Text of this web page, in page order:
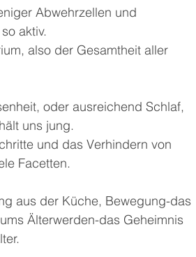
Abwehrzellen und
aktiv.
also der Gesamtheit aller
oder ausreichend Schlaf,
uns jung.
und das Verhindern von
Facetten.
aus der Küche, Bewegung-das
Älterwerden-das Geheimnis